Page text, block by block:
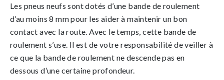
Les pneus neufs sont dotés d’une bande de roulement
d’au moins 8 mm pour les aider à maintenir un bon
contact avec la route. Avec le temps, cette bande de
roulement s’use. Il est de votre responsabilité de veiller à
ce que la bande de roulement ne descende pas en
dessous d’une certaine profondeur.